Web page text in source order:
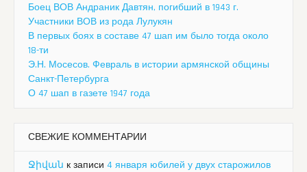
Боец ВОВ Андраник Давтян, погибший в 1943 г.
Участники ВОВ из рода Лулукян
В первых боях в составе 47 шап им было тогда около
18-ти
Э.Н. Мосесов. Февраль в истории армянской общины
Санкт-Петербурга
О 47 шап в газете 1947 года
СВЕЖИЕ КОММЕНТАРИИ
Ջիվան к записи 4 января юбилей у двух старожилов